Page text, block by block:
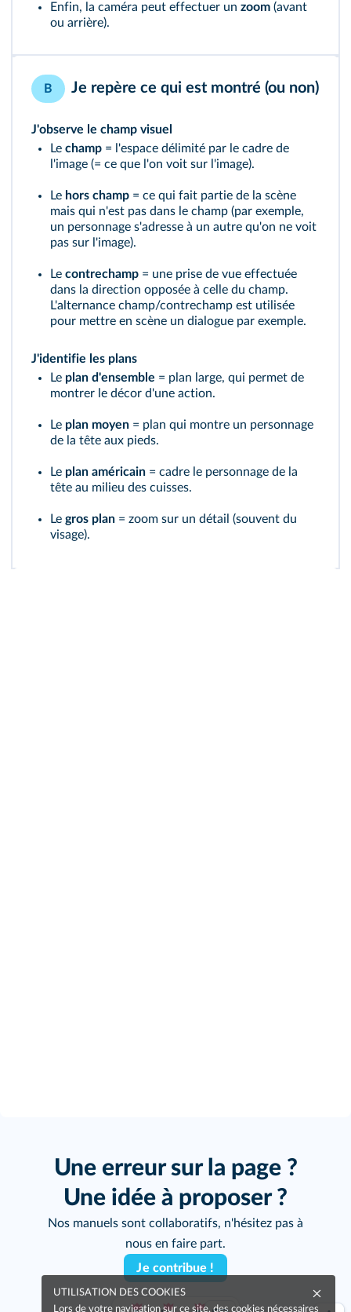
Enfin, la caméra peut effectuer un zoom (avant
ou arrière).
B Je repère ce qui est montré (ou non)
J'observe le champ visuel
Le champ = l'espace délimité par le cadre de
l'image (= ce que l'on voit sur l'image).
Le hors champ = ce qui fait partie de la scène
mais qui n'est pas dans le champ (par exemple,
un personnage s'adresse à un autre qu'on ne voit
pas sur l'image).
Le contrechamp = une prise de vue effectuée
dans la direction opposée à celle du champ.
L'alternance champ/contrechamp est utilisée
pour mettre en scène un dialogue par exemple.
J'identifie les plans
Le plan d'ensemble = plan large, qui permet de
montrer le décor d'une action.
Le plan moyen = plan qui montre un personnage
de la tête aux pieds.
Le plan américain = cadre le personnage de la
tête au milieu des cuisses.
Le gros plan = zoom sur un détail (souvent du
visage).
Une erreur sur la page ?
Une idée à proposer ?
Nos manuels sont collaboratifs, n'hésitez pas à
nous en faire part.
Je contribue !
UTILISATION DES COOKIES
Lors de votre navigation sur ce site, des cookies nécessaires